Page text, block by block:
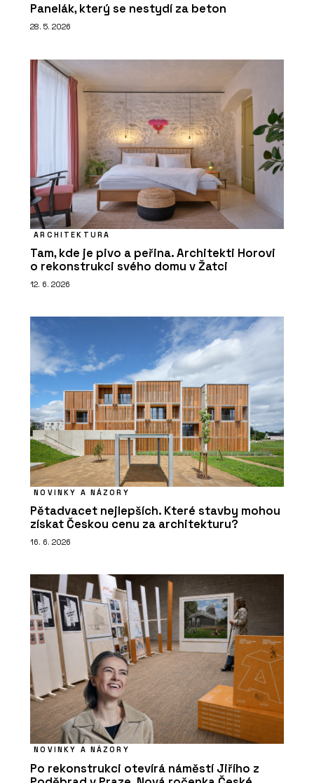
Panelák, který se nestydí za beton
28. 5. 2026
ARCHITEKTURA
Tam, kde je pivo a peřina. Architekti Horovi
o rekonstrukci svého domu v Žatci
12. 6. 2026
NOVINKY A NÁZORY
Pětadvacet nejlepších. Které stavby mohou
získat Českou cenu za architekturu?
16. 6. 2026
NOVINKY A NÁZORY
Po rekonstrukci otevírá náměstí Jiřího z